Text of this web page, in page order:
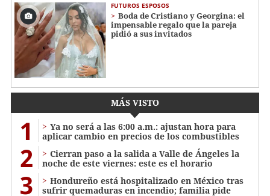
FUTUROS ESPOSOS
Boda de Cristiano y Georgina: el
impensable regalo que la pareja
pidió a sus invitados
MÁS VISTO
1
Ya no será a las 6:00 a.m.: ajustan hora para
aplicar cambio en precios de los combustibles
2
Cierran paso a la salida a Valle de Ángeles la
noche de este viernes: este es el horario
3
Hondureño está hospitalizado en México tras
sufrir quemaduras en incendio; familia pide